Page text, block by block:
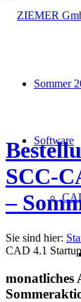
Sommer
Software
SCC-
–
Sie sind hier:
CAD 4.1
monatliches